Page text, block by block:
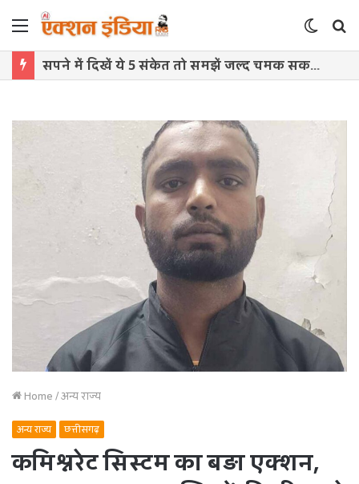
Menu
Switch
skin
सपने में दिखें ये 5 संकेत तो समझें जल्द चमक सकती है किस्मत
Home/अन्य राज्य
अन्य राज्य छत्तीसगढ़
कमिश्नरेट सिस्टम का बड़ा एक्शन,